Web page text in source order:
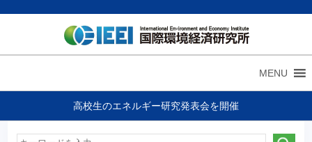
MENU
高校生のエネルギー研究発表会を開催